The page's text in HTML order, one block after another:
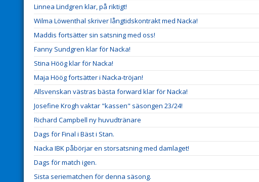
Linnea Lindgren klar, på riktigt!
Wilma Löwenthal skriver långtidskontrakt med Nacka!
Maddis fortsätter sin satsning med oss!
Fanny Sundgren klar för Nacka!
Stina Höög klar för Nacka!
Maja Höög fortsätter i Nacka-tröjan!
Allsvenskan västras bästa forward klar för Nacka!
Josefine Krogh vaktar "kassen" säsongen 23/24!
Richard Campbell ny huvudtränare
Dags för Final i Bäst i Stan.
Nacka IBK påbörjar en storsatsning med damlaget!
Dags för match igen.
Sista seriematchen för denna säsong.